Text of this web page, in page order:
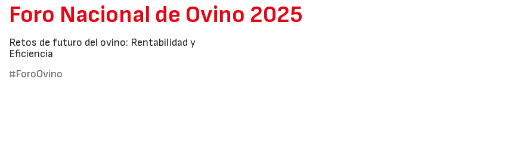
Foro Nacional de Ovino 2025
Retos de futuro del ovino: Rentabilidad y
Eficiencia
#ForoOvino